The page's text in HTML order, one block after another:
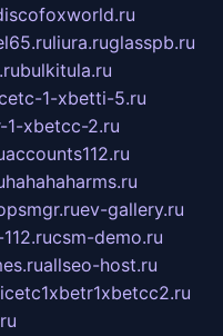
liura.ruglasspb.ru
bulkitula.ru
1-xbetti-5.ru
xbetcc-2.ru
accounts112.ru
hahahaharms.ru
ev-gallery.ru
csm-demo.ru
allseo-host.ru